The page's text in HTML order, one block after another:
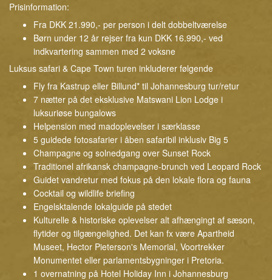
Prisinformation:
Fra DKK 21.990,- per person i delt dobbeltværelse
Børn under 12 år rejser fra kun DKK 16.990,- ved
indkvartering sammen med 2 voksne
Luksus safari & Cape Town turen inkluderer følgende
Fly fra Kastrup eller Billund* til Johannesburg tur/retur
7 nætter på det eksklusive Matswani Lion Lodge i
luksuriøse bungalows
Helpension med madoplevelser i særklasse
5 guidede fotosafarier i åben safaribil inklusiv Big 5
Champagne og solnedgang over Sunset Rock
Traditionel afrikansk champagne-brunch ved Leopard Rock
Guidet vandretur med fokus på den lokale flora og fauna
Cocktail og wildlife briefing
Engelsktalende lokalguide på stedet
Kulturelle & historiske oplevelser alt afhængingt af sæson,
flytider og tilgængelighed. Det kan fx være Apartheid
Museet, Hector Pieterson's Memorial, Voortrekker
Monumentet eller parlamentsbygninger i Pretoria.
1 overnatning på Hotel Holiday Inn i Johannesburg